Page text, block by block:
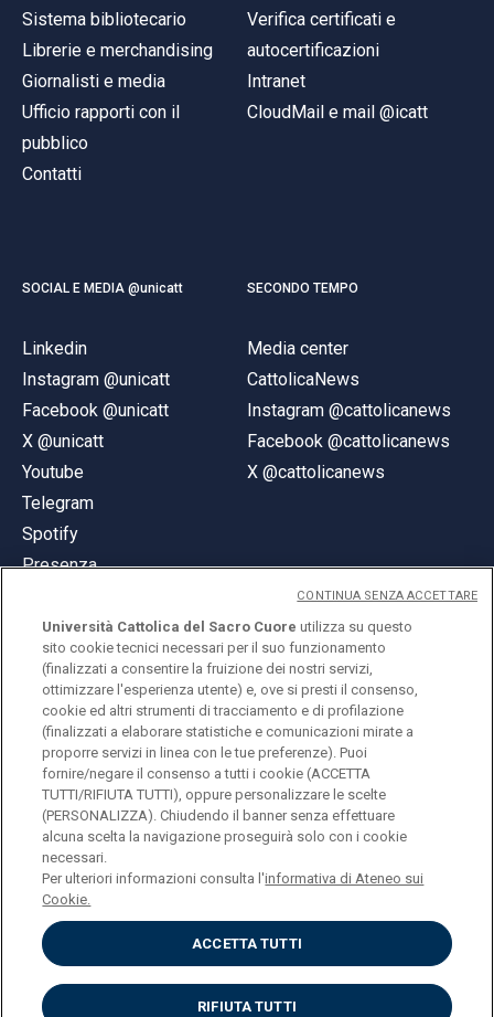
Sistema bibliotecario
Librerie e merchandising
Giornalisti e media
Ufficio rapporti con il
pubblico
Contatti
Verifica certificati e
autocertificazioni
Intranet
CloudMail e mail @icatt
SOCIAL E MEDIA @unicatt
Linkedin
Instagram @unicatt
Facebook @unicatt
X @unicatt
Youtube
Telegram
Spotify
Presenza
SECONDO TEMPO
Media center
CattolicaNews
Instagram @cattolicanews
Facebook @cattolicanews
X @cattolicanews
© Università Cattolica del Sacro Cuore
Largo A. Gemelli 1, 20123 Milano
PI 02133120150
ENGLISH
Privacy
Accessibilità
Cookies
Università Cattolica del Sacro Cuore utilizza su questo
sito cookie tecnici necessari per il suo funzionamento
(finalizzati a consentire la fruizione dei nostri servizi,
ottimizzare l'esperienza utente) e, ove si presti il consenso,
cookie ed altri strumenti di tracciamento e di profilazione
(finalizzati a elaborare statistiche e comunicazioni mirate a
proporre servizi in linea con le tue preferenze). Puoi
fornire/negare il consenso a tutti i cookie (ACCETTA
TUTTI/RIFIUTA TUTTI), oppure personalizzare le scelte
(PERSONALIZZA). Chiudendo il banner senza effettuare
alcuna scelta la navigazione proseguirà solo con i cookie
necessari.
Per ulteriori informazioni consulta l'informativa di Ateneo sui
Cookie.
ACCETTA TUTTI
RIFIUTA TUTTI
CONTINUA SENZA ACCETTARE